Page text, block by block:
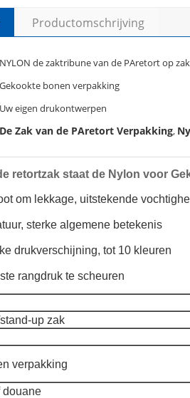
Productomschrijving
NYLON de zaktribune van de PAretort op zak
Gekookte bonen verpakking
Uw eigen drukontwerpen
De Zak van de PAretort Verpakking,
retortzak staat de Nylon voor
om lekkage, uitstekende
sterke algemene betekenis
drukverschijning, tot 10 kleuren
rangdruk te scheuren
up zak
verpakking
douane